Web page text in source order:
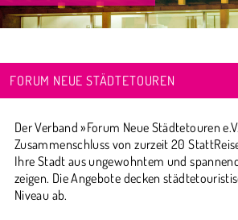
FORUM NEUE STÄDTETOUREN
Der Verband »Forum Neue Städtetouren
Zusammenschluss von zurzeit 20
Ihre Stadt aus ungewohntem und
zeigen. Die Angebote decken
Niveau ab.